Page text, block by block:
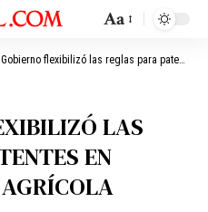
Aa
flexibilizó las reglas para patentes en biotecnología agrícola
LAS
EN